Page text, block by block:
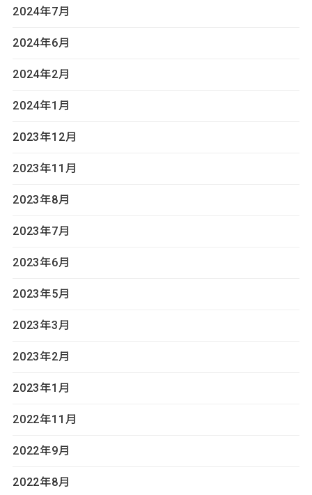
2024年7月
2024年6月
2024年2月
2024年1月
2023年12月
2023年11月
2023年8月
2023年7月
2023年6月
2023年5月
2023年3月
2023年2月
2023年1月
2022年11月
2022年9月
2022年8月